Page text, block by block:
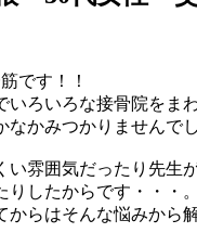
です！！
ろいろな接骨院をま
かみつかりませんでし
雰囲気だったり先生
したからです・・・。
らはそんな悩みから